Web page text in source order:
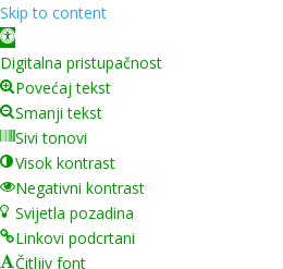
Skip to content
Open toolbar
Digitalna pristupačnost
Povećaj tekst
Smanji tekst
Sivi tonovi
Visok kontrast
Negativni kontrast
Svijetla pozadina
Linkovi podcrtani
Čitljiv font